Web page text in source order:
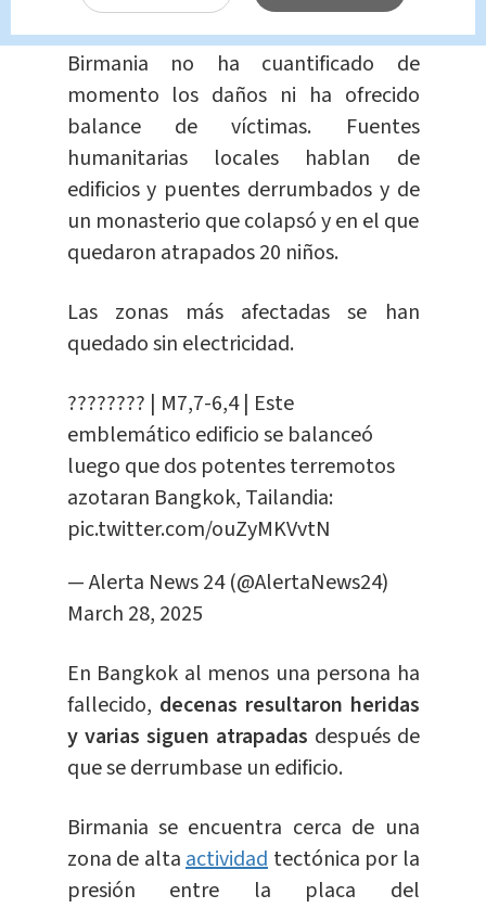
El Comité de Gestión de Desastres de
Birmania no ha cuantificado de
momento los daños ni ha ofrecido
balance de víctimas. Fuentes
humanitarias locales hablan de
edificios y puentes derrumbados y de
un monasterio que colapsó y en el que
quedaron atrapados 20 niños.
Las zonas más afectadas se han
quedado sin electricidad.
???????? | M7,7-6,4 | Este
emblemático edificio se balanceó
luego que dos potentes terremotos
azotaran Bangkok, Tailandia:
pic.twitter.com/ouZyMKVvtN
— Alerta News 24 (@AlertaNews24)
March 28, 2025
En Bangkok al menos una persona ha
fallecido, decenas resultaron heridas
y varias siguen atrapadas después de
que se derrumbase un edificio.
Birmania se encuentra cerca de una
zona de altaactividad tectónica por la
presión entre la placa del